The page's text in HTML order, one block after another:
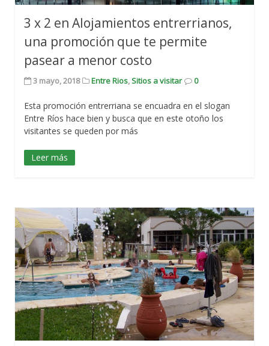
3 x 2 en Alojamientos entrerrianos,
una promoción que te permite
pasear a menor costo
3 mayo, 2018 Entre Rios,Sitios a visitar 0
Esta promoción entrerriana se encuadra en el slogan
Entre Ríos hace bien y busca que en este otoño los
visitantes se queden por más
Leer más